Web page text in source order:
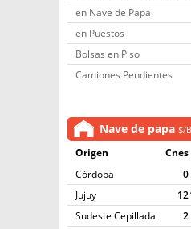
PRODUCCION
CLASIFICADOS
INTERES GENERAL
RESOLUCIONES Y
ENLACES
PUBLICIDAD
QUIENES SOMOS
CONTACTO
BUSCAR NOTICIAS
en Nave de Papa
en Puestos
Bolsas en Piso
Camiones Pendientes
Nave de papa $/
Origen Cnes
Córdoba
0
Jujuy
12
Sudeste Cepillada
2